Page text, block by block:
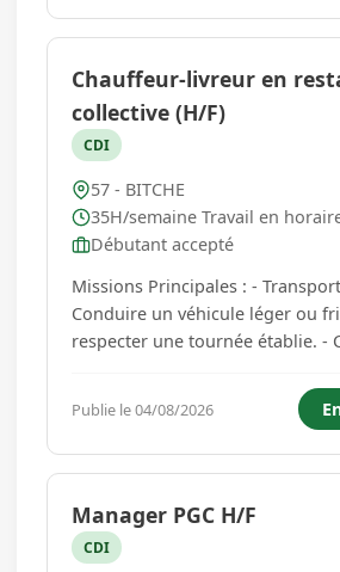
disponibilité....
Chauffeur-livreur en
collective (H/F)
CDI
57 - BITCHE
35H/semaine Travail en
Débutant accepté
Missions Principales : -
Conduire un véhicule léger ou
respecter une tournée établie. - Chargement et
repas et le matériel à la cuisine
les décharger sur les sites de
Contrôle et ...
Publie le 04/08/2026
Manager PGC H/F
CDI